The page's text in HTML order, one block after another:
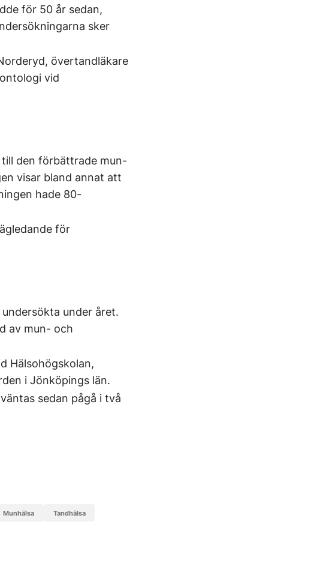
för 50 år sedan,
sker
övertandläkare
vid
den förbättrade mun-
visar bland annat att
hade 80-
för
under året.
av mun- och
Hälsohögskolan,
i Jönköpings län.
sedan pågå i två
munhälsa tandhälsa